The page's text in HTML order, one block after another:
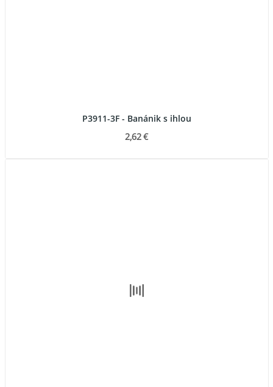
P3911-3F - Banánik s ihlou
2,62 €